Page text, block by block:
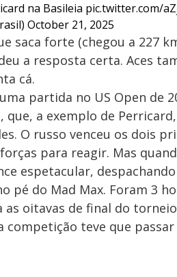
na Basileia pic.twitter.com/
October 21, 2025
saca forte (chegou a 227
a resposta certa. Aces
cá.
partida no US Open de
que, a exemplo de
O russo venceu os dois
para reagir. Mas
espetacular, despachando
pé do Mad Max. Foram 3
as oitavas de final do
competição teve que